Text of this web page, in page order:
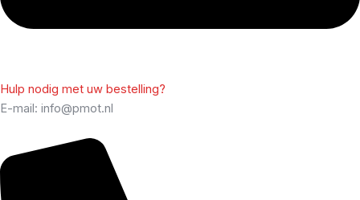
Hulp nodig met uw bestelling?
E-mail: info@pmot.nl